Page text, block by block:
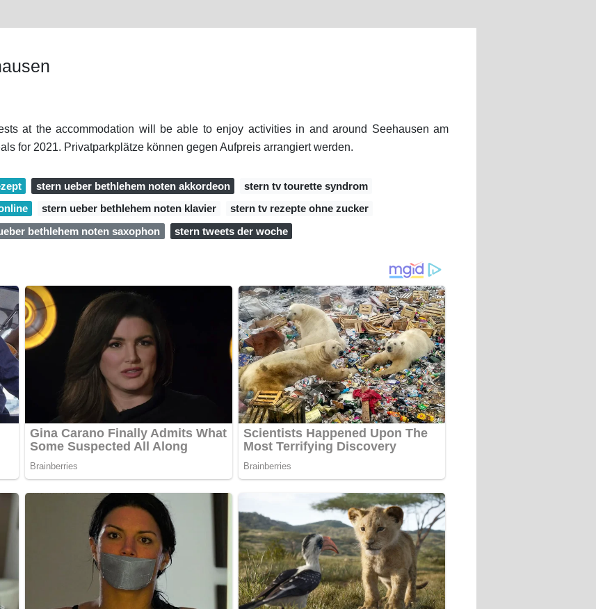
at the accommodation will be able to enjoy activities in and around Seehausen am
for 2021. Privatparkplätze können gegen Aufpreis arrangiert werden.
stern ueber bethlehem noten akkordeon
stern tv tourette syndrom
stern ueber bethlehem noten klavier
stern tv rezepte ohne zucker
bethlehem noten saxophon
stern tweets der woche